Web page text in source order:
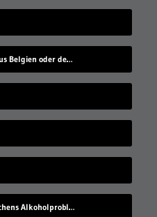
Können Deutsche Leute aus Belgien oder den Niederlanden verstehen?
DisasterLand: Schneewittchens Alkoholproblem